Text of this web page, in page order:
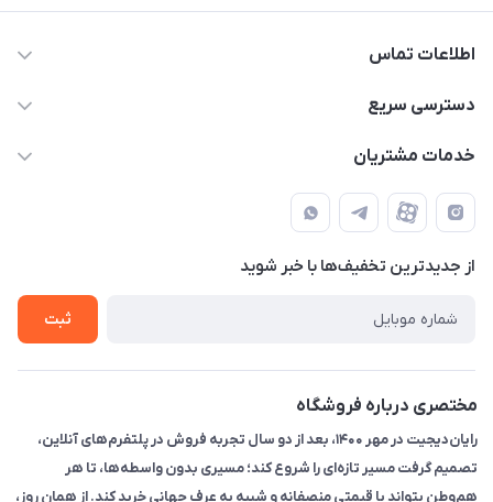
اطلاعات تماس
۰۲۱91095320 - 09120057355 - 09915561288
حضوری از قبل با پشتیبان های فروشگاه هماهنگ کنید)
دسترسی سریع
حساب کاربری
لیست محصولات
تماس با ما
خدمات مشتریان
قوانین و مقررات
حریم خصوصی
راهنما
از جدید‌ترین تخفیف‌ها با‌ خبر شوید
ثبت
مختصری درباره فروشگاه
رایان‌دیجیت در مهر ۱۴۰۰، بعد از دو سال تجربه فروش در پلتفرم‌های آنلاین،
تصمیم گرفت مسیر تازه‌ای را شروع کند؛ مسیری بدون واسطه‌ها، تا هر
هم‌وطن بتواند با قیمتی منصفانه و شبیه به عرف جهانی خرید کند. از همان روز،